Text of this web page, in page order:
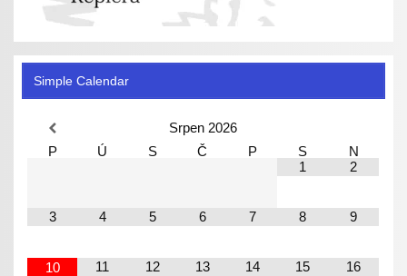
Simple Calendar
Srpen 2026
P
Ú S Č P S
N
1
2
3 4 5 6 7 8 9
10 11 12 13 14 15 16